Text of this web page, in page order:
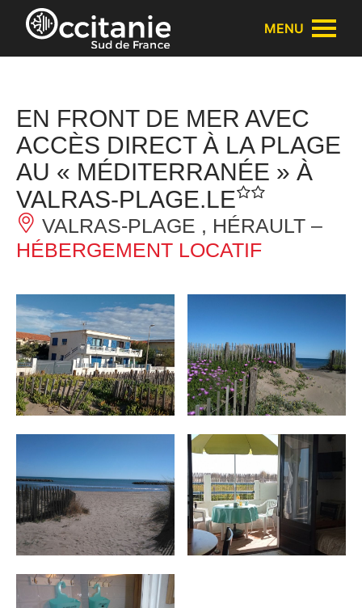
Panneau de gestion des cookies
MENU
EN FRONT DE MER AVEC
ACCÈS DIRECT À LA PLAGE
AU « MÉDITERRANÉE » À
VALRAS-PLAGE.LE
VALRAS-PLAGE , HÉRAULT –
HÉBERGEMENT LOCATIF